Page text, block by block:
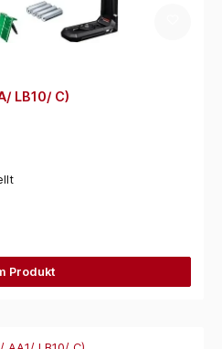
LB10/ C)
Produkt